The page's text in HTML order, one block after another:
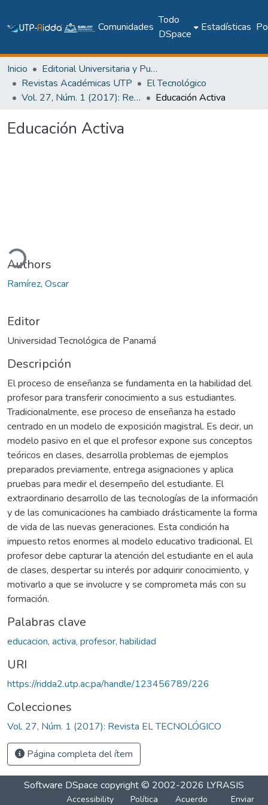
Comunidades
Todo
DSpace
Estadísticas
Inicio
Editorial Universitaria y Publicaciones Seriadas
Revistas Académicas UTP
El Tecnológico
Vol. 27, Núm. 1 (2017): Revista EL TECNOLÓGICO
Educación Activa
Educación Activa
Authors
Ramírez, Oscar
Editor
Universidad Tecnológica de Panamá
Descripción
El proceso de enseñanza se fundamenta en la habilidad del
profesor para transferir conocimiento a sus estudiantes.
Tradicionalmente, ese proceso de enseñanza ha estado
centrado en un modelo de exposición magistral. Es decir, un
modelo pasivo en el que el profesor expone sus conceptos
teóricos en clases, desarrolla problemas de ejemplos
preparados previamente, entrega asignaciones y aplica
pruebas para medir el desempeño del estudiante. El
extraordinario desarrollo de las tecnologías de la información
y de las comunicaciones ha cambiado drásticamente la forma
de vida de las nuevas generaciones. Esta condición ha
impuesto retos enormes al modelo educativo tradicional. El
profesor debe capturar la atención del estudiante en el aula
de clases, despertar su interés por adquirir conocimiento, y
motivarlo a que se involucre y se comprometa más con su
formación.
Palabras clave
educacion, activa, profesor, habilidad
URI
https://ridda2.utp.ac.pa/handle/123456789/226
Colecciones
Vol. 27, Núm. 1 (2017): Revista EL TECNOLÓGICO
Página completa del ítem
Software DSpace copyright © 2002-2026 LYRASIS
Accessibility Política Acuerdo Enviar